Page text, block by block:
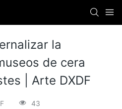
la
de cera
| Arte DXDF
43